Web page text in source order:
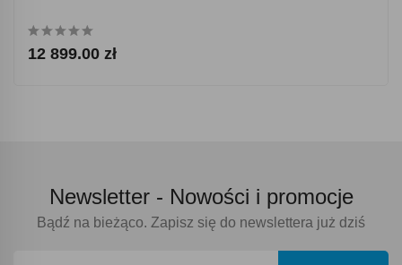
12 899.00 zł
Newsletter - Nowości i promocje
Bądź na bieżąco. Zapisz się do newslettera już dziś